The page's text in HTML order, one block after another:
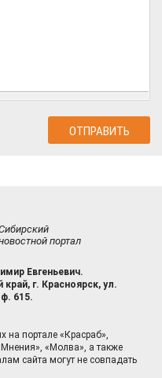
портал
Евгеньевич.
край, г. Красноярск, ул.
615.
на портале «Красраб»,
«Молва», а также
сайта могут не совпадать